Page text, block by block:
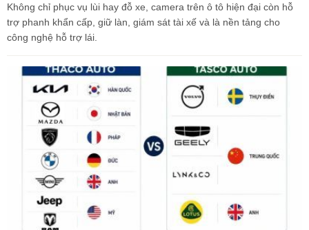
Không chỉ phục vụ lùi hay đỗ xe, camera trên ô tô hiện đại còn hỗ
trợ phanh khẩn cấp, giữ làn, giám sát tài xế và là nền tảng cho
công nghệ hỗ trợ lái.